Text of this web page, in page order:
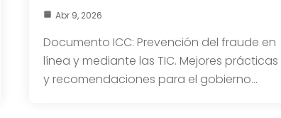
Abr 9, 2026
Documento ICC: Prevención del fraude en
línea y mediante las TIC. Mejores prácticas
y recomendaciones para el gobierno…